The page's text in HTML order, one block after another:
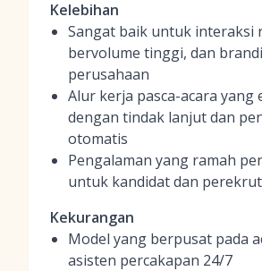
Kelebihan
Sangat baik untuk interaksi
bervolume tinggi, dan
perusahaan
Alur kerja pasca-acara yang
dengan tindak lanjut dan
otomatis
Pengalaman yang ramah
untuk kandidat dan perekrut
Kekurangan
Model yang berpusat pada
asisten percakapan 24/7